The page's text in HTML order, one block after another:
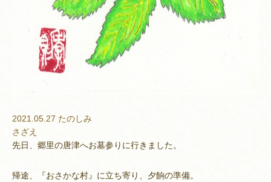
2021.05.27 たのしみ
さざえ
先日、郷里の唐津へお墓参りに行きました。
帰途、『おさかな村』に立ち寄り、夕餉の準備。